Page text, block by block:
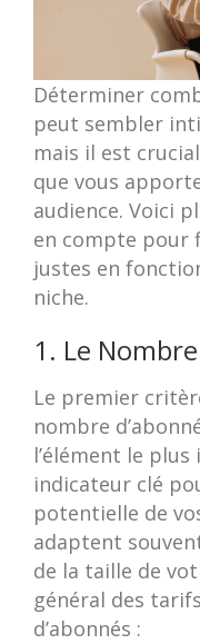
Déterminer
peut sembler
mais il est
que vous
audience. Voici
en compte pour
justes en
niche.
1. Le
Le premier
nombre
l’élément le
indicateur clé
potentielle de
adaptent
de la taille de
général des
d’abonnés :